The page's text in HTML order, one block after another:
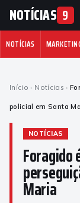
NOTÍCIAS 9
NOTÍCIAS
Início › Notícias ›
policial em Santa
NOTÍCIAS
Foragido
Maria